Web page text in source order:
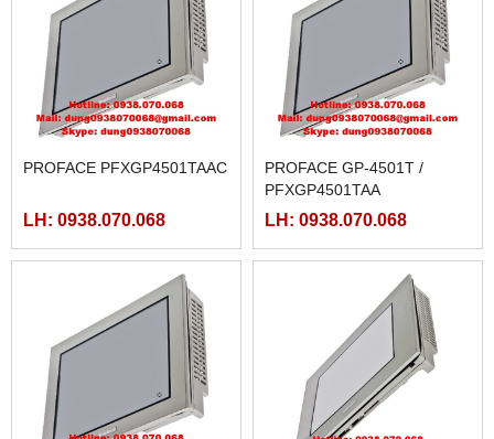
PROFACE PFXGP4501TAAC
LH: 0938.070.068
PROFACE GP-4501T /
PFXGP4501TAA
LH: 0938.070.068